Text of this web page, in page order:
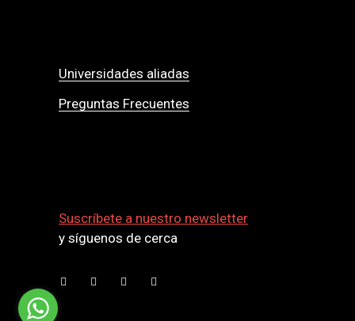
Universidades aliadas
Preguntas Frecuentes
Suscríbete a nuestro newsletter
y síguenos de cerca